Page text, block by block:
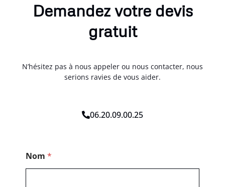
Demandez votre devis
gratuit
N’hésitez pas à nous appeler ou nous contacter, nous
serions ravies de vous aider.
06.20.09.00.25
Nom *